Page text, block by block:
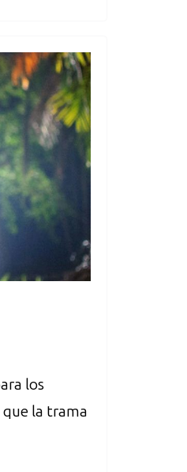
los
que la trama